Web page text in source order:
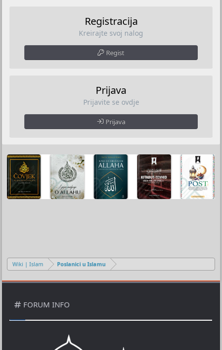
Registracija
Kreirajte svoj nalog
Regist
Prijava
Prijavite se ovdje
Prijava
Wiki | Islam Poslanici u Islamu
FORUM INFO